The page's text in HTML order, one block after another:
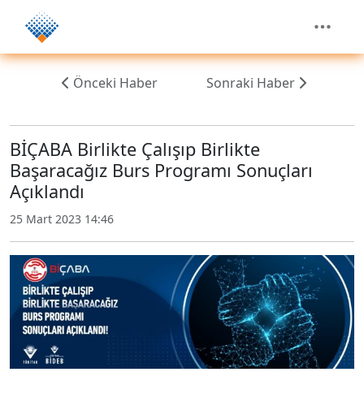
Önceki Haber Sonraki Haber
BİÇABA Birlikte Çalışıp Birlikte
Başaracağız Burs Programı Sonuçları
Açıklandı
25 Mart 2023 14:46